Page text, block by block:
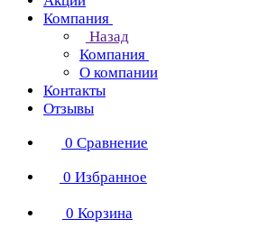
Компания
Назад
Компания
О компании
Контакты
Отзывы
0 Сравнение
0 Избранное
0 Корзина